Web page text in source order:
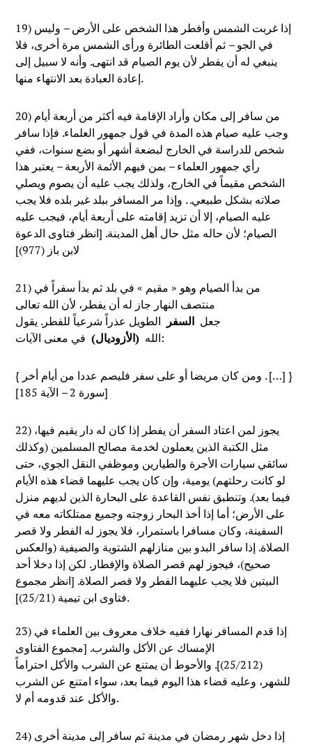
19) إذا غربت الشمس وأفطر هذا الشخص على الأرض – وليس
في الجو – ثم أقلعت الطائرة ورأى الشمس مرة أخرى، فلا
ينبغي له أن يفطر لأن يوم الصيام قد انتهى. وأنه لا سبيل إلى
إعادة العبادة بعد الانتهاء منها.
20) من سافر إلى مكان وأراد الإقامة فيه أكثر من أربعة أيام
وجب عليه صيام هذه المدة في قول جمهور العلماء. فإذا سافر
شخص للدراسة في الخارج لبضعة أشهر أو بضع سنوات، ففي
رأي جمهور العلماء – بمن فيهم الأئمة الأربعة – يعتبر هذا
الشخص مقيماً في الخارج، ولذلك يجب عليه أن يصوم ويصلي
صلاته بشكل طبيعي. . وإذا مر المسافر ببلد غير بلده فلا يجب
عليه الصيام، إلا أن تزيد إقامته على أربعة أيام، فيجب عليه
الصيام؛ لأن حاله مثل حال أهل المدينة. [انظر فتاوى الدعوة
لابن باز (977)]
21) من بدأ الصيام وهو « مقيم » في بلد ثم بدأ سفراً في
منتصف النهار جاز له أن يفطر، لأن الله تعالى
جعل السفر الطويل عذراً شرعياً للفطر. يقول
الله (الأزوديال) في معنى الآيات:
{ ومن كان مريضا أو على سفر فليصم عددا من أيام أخر . […] }
[سورة 2 – الآية 185]
22) يجوز لمن اعتاد السفر أن يفطر إذا كان له دار يقيم فيها،
مثل الكتبة الذين يعملون لخدمة مصالح المسلمين (وكذلك
سائقي سيارات الأجرة والطيارين وموظفي النقل الجوي، حتى
لو كانت رحلتهم) يومية، وإن كان يجب عليهما قضاء هذه الأيام
فيما بعد). وتنطبق نفس القاعدة على البحارة الذين لديهم منزل
على الأرض؛ أما إذا أخذ البحار زوجته وجميع ممتلكاته معه في
السفينة، وكان مسافرا باستمرار، فلا يجوز له الفطر ولا قصر
الصلاة. إذا سافر البدو بين منازلهم الشتوية والصيفية (والعكس
صحيح)، فيجوز لهم قصر الصلاة والإفطار. لكن إذا دخلا أحد
البيتين فلا يجب عليهما الفطر ولا قصر الصلاة. [انظر مجموع
فتاوى ابن تيمية (25/21)].
23) إذا قدم المسافر نهارا ففيه خلاف معروف بين العلماء في
الإمساك عن الأكل والشرب. [مجموع الفتاوى
(25/212)]. والأحوط أن يمتنع عن الشرب والأكل احتراماً
للشهر، وعليه قضاء هذا اليوم فيما بعد، سواء امتنع عن الشرب
والأكل عند قدومه أم لا.
24) إذا دخل شهر رمضان في مدينة ثم سافر إلى مدينة أخرى